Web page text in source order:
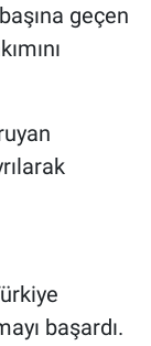
geçen
başardı.